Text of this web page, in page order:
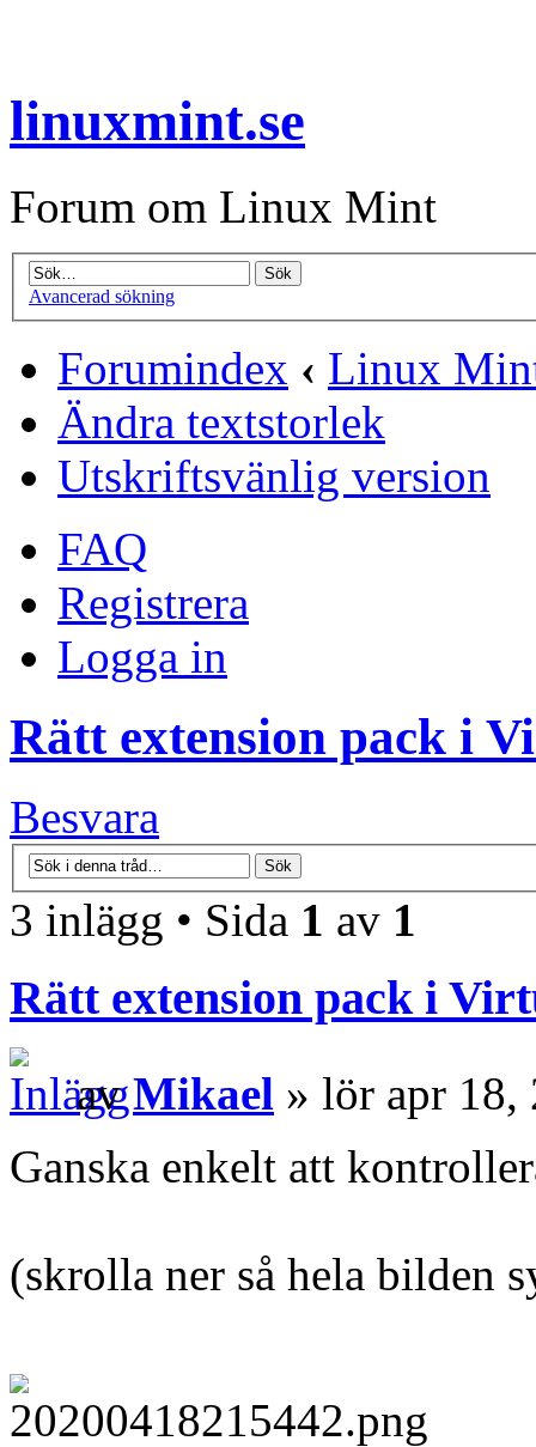
linuxmint.se
Forum om Linux Mint
Avancerad sökning
Forumindex ‹ Linux
Ändra textstorlek
Utskriftsvänlig version
FAQ
Registrera
Logga in
Rätt extension pack i
Besvara
3 inlägg • Sida 1 av 1
Rätt extension pack i
avMikael » lör apr 18,
Ganska enkelt att
(skrolla ner så hela bilden